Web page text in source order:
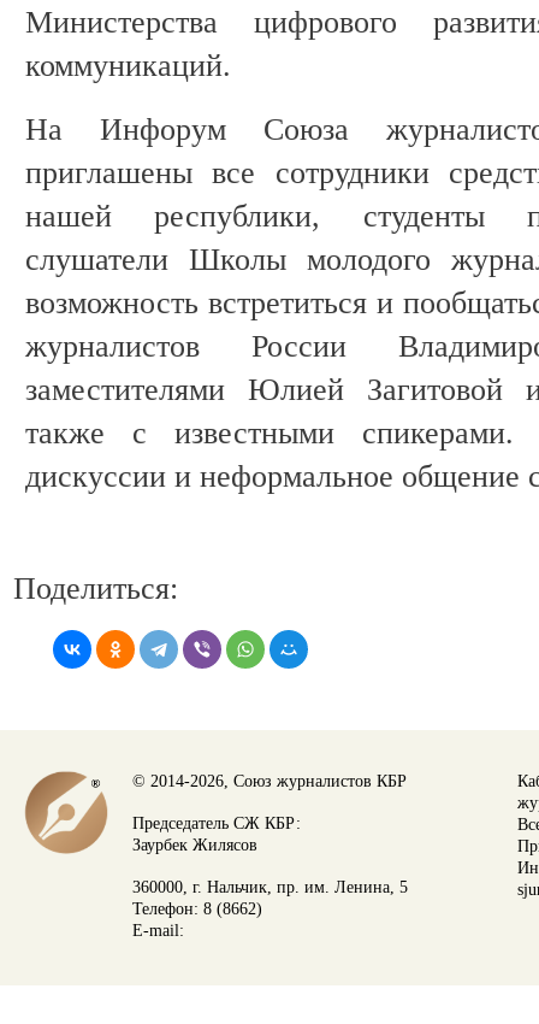
Министерства цифрового
коммуникаций.
На Инфорум Союза
приглашены все сотрудники
нашей республики, студенты
слушатели Школы молодого
возможность встретиться и
журналистов России
заместителями Юлией
также с известными
дискуссии и неформальное общение
Поделиться:
© 2014-2026, Союз журналистов КБР
Председатель СЖ КБР:
Заурбек Жилясов
360000, г. Нальчик, пр. им. Ленина, 5
Телефон: 8 (8662)
E-mail: